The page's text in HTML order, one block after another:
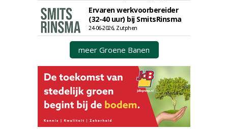
Ervaren werkvoorbereider
(32-40 uur) bij SmitsRinsma
24-06-2026, Zutphen
meer Groene Banen